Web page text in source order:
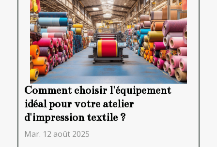
Comment choisir l'équipement
idéal pour votre atelier
d'impression textile ?
Mar. 12 août 2025